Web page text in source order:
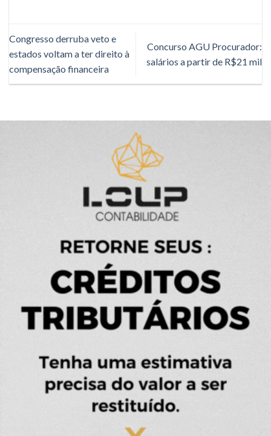
Congresso derruba veto e
estados voltam a ter direito à
compensação financeira
Concurso AGU Procurador:
salários a partir de R$21 mil